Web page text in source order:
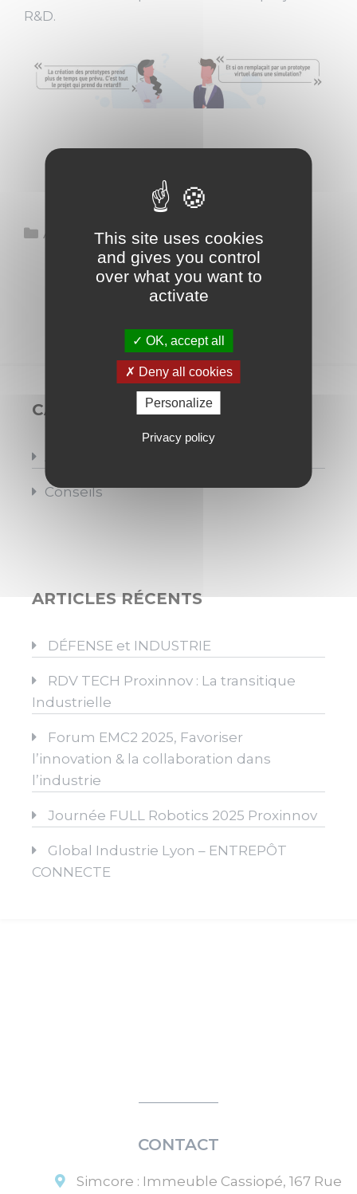
R&D.
Catégories
Actus Simcore
CATÉGORIES
Actus Simcore
Conseils
ARTICLES RÉCENTS
DÉFENSE et INDUSTRIE
RDV TECH Proxinnov : La transitique
Industrielle
Forum EMC2 2025, Favoriser
l’innovation & la collaboration dans
l’industrie
Journée FULL Robotics 2025 Proxinnov
Global Industrie Lyon – ENTREPÔT
CONNECTE
CONTACT
Simcore : Immeuble Cassiopé, 167 Rue
This site uses cookies
and gives you control
over what you want to
activate
OK, accept all
Deny all cookies
Personalize
Privacy policy